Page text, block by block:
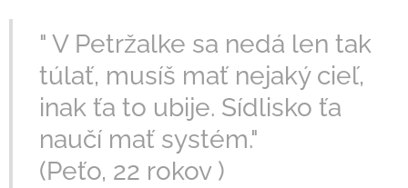
" V Petržalke sa nedá len tak
túlať, musíš mať nejaký cieľ,
inak ťa to ubije. Sídlisko ťa
naučí mať systém."
(Peťo, 22 rokov )